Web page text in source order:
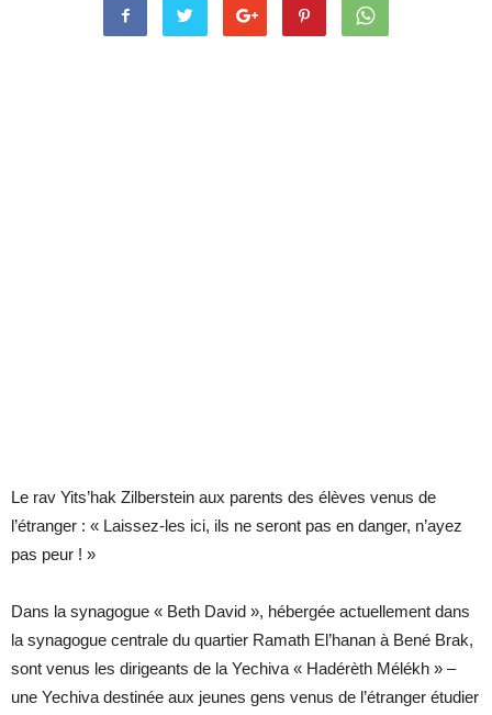
Le rav Yits’hak Zilberstein aux parents des élèves venus de
l’étranger : « Laissez-les ici, ils ne seront pas en danger, n’ayez
pas peur ! »
Dans la synagogue « Beth David », hébergée actuellement dans
la synagogue centrale du quartier Ramath El’hanan à Bené Brak,
sont venus les dirigeants de la Yechiva « Hadérèth Mélékh » –
une Yechiva destinée aux jeunes gens venus de l’étranger étudier